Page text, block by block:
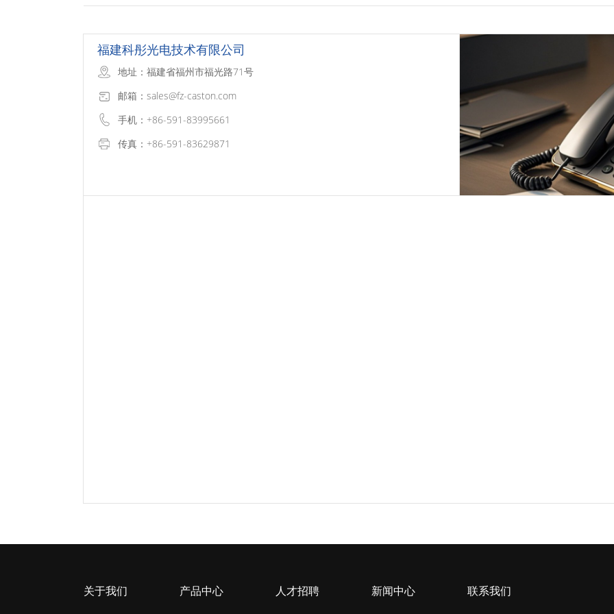
福建科彤光电技术有限公司
地址：福建省福州市福光路71号
邮箱：sales@fz-caston.com
手机：+86-591-83995661
传真：+86-591-83629871
关于我们 产品中心 人才招聘 新闻中心 联系我们